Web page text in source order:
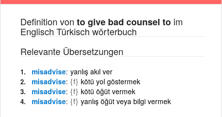
Definition von to give bad counsel to im
Englisch Türkisch wörterbuch
Relevante Übersetzungen
misadvise yanlış akıl ver
misadvise {f} kötü yol göstermek
misadvise {f} kötü öğüt vermek
misadvise {f} yanlış öğüt veya bilgi vermek